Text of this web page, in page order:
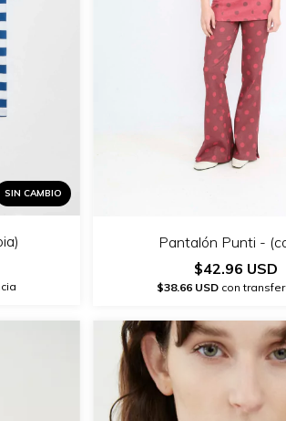
SIN CAMBIO
Pantalón Punti -
$42.96 USD
$38.66 USD con